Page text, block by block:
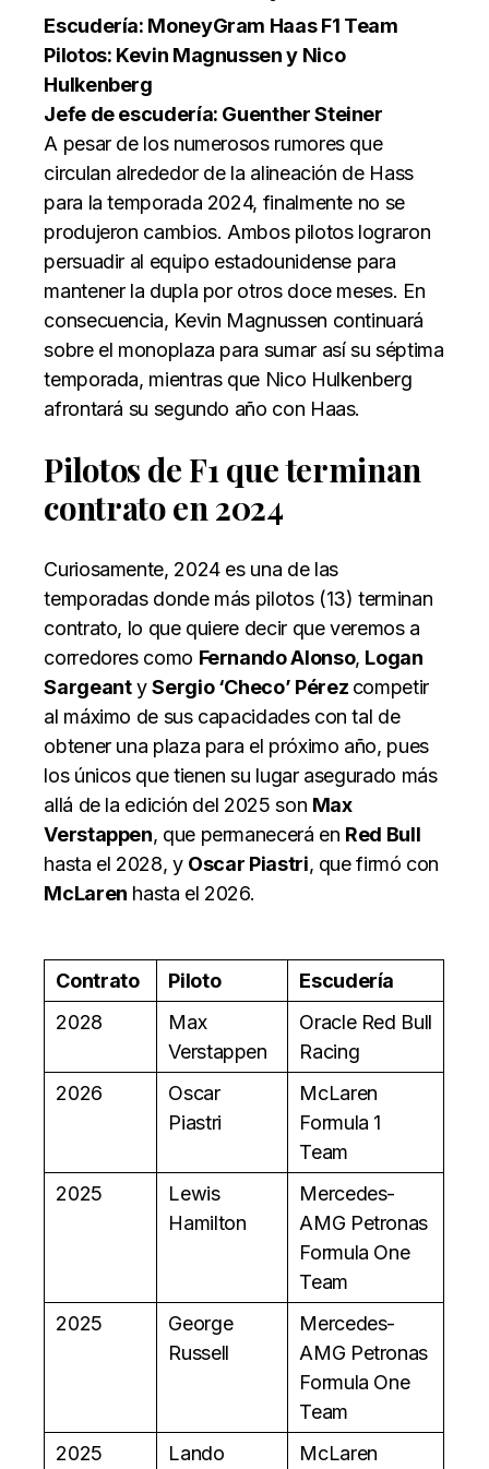
Escudería: MoneyGram Haas F1 Team
Pilotos: Kevin Magnussen y Nico
Hulkenberg
Jefe de escudería: Guenther Steiner
A pesar de los numerosos rumores que
circulan alrededor de la alineación de Hass
para la temporada 2024, finalmente no se
produjeron cambios. Ambos pilotos lograron
persuadir al equipo estadounidense para
mantener la dupla por otros doce meses. En
consecuencia, Kevin Magnussen continuará
sobre el monoplaza para sumar así su séptima
temporada, mientras que Nico Hulkenberg
afrontará su segundo año con Haas.
Pilotos de F1 que terminan
contrato en 2024
Curiosamente, 2024 es una de las
temporadas donde más pilotos (13) terminan
contrato, lo que quiere decir que veremos a
corredores como Fernando Alonso, Logan
SargeantySergio ‘Checo’ Pérez competir
al máximo de sus capacidades con tal de
obtener una plaza para el próximo año, pues
los únicos que tienen su lugar asegurado más
allá de la edición del 2025 son Max
Verstappen, que permanecerá en Red Bull
hasta el 2028, y Oscar Piastri, que firmó con
McLaren hasta el 2026.
Contrato Piloto
Escudería
2028
Max
Verstappen
Oracle Red Bull
Racing
2026
Oscar
Piastri
McLaren
Formula 1
Team
2025
Lewis
Hamilton
Mercedes-
AMG Petronas
Formula One
Team
2025
George
Russell
Mercedes-
AMG Petronas
Formula One
Team
2025
Lando
McLaren